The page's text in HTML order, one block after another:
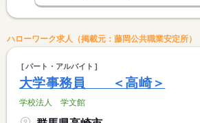
ハローワーク求人（掲載元：藤岡公共職業安定所）
パート・アルバイト
大学事務員 ＜高崎＞
学校法人 学文館